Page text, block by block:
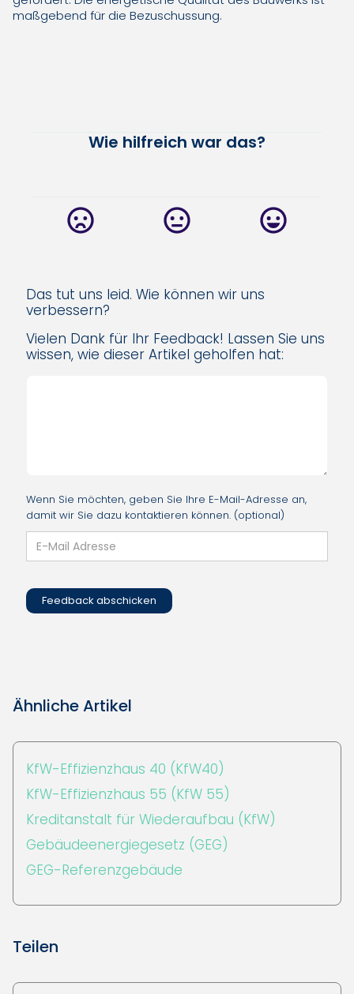
maßgebend für die Bezuschussung.
Wie hilfreich war das?
Das tut uns leid. Wie können wir uns
verbessern?
Vielen Dank für Ihr Feedback! Lassen Sie uns
wissen, wie dieser Artikel geholfen hat:
Wenn Sie möchten, geben Sie Ihre E-Mail-Adresse an,
damit wir Sie dazu kontaktieren können. (optional)
Ähnliche Artikel
KfW-Effizienzhaus 40 (KfW40)
KfW-Effizienzhaus 55 (KfW 55)
Kreditanstalt für Wiederaufbau (KfW)
Gebäudeenergiegesetz (GEG)
GEG-Referenzgebäude
Teilen